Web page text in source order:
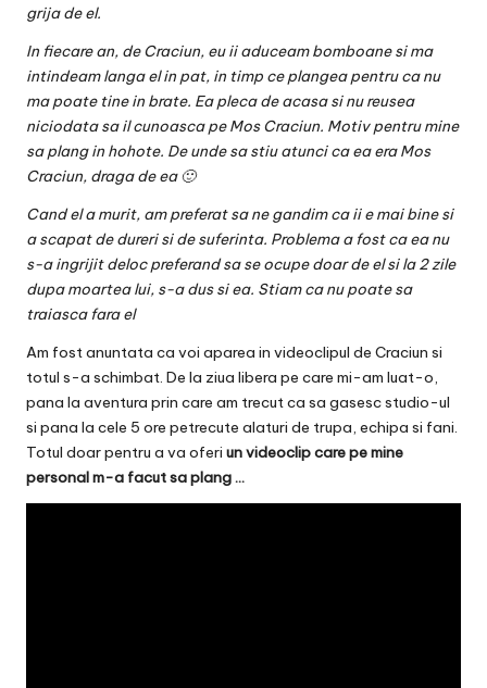
grija de el.
In fiecare an, de Craciun, eu ii aduceam bomboane si ma
intindeam langa el in pat, in timp ce plangea pentru ca nu
ma poate tine in brate. Ea pleca de acasa si nu reusea
niciodata sa il cunoasca pe Mos Craciun. Motiv pentru mine
sa plang in hohote. De unde sa stiu atunci ca ea era Mos
Craciun, draga de ea 🙂
Cand el a murit, am preferat sa ne gandim ca ii e mai bine si
a scapat de dureri si de suferinta. Problema a fost ca ea nu
s-a ingrijit deloc preferand sa se ocupe doar de el si la 2 zile
dupa moartea lui, s-a dus si ea. Stiam ca nu poate sa
traiasca fara el
Am fost anuntata ca voi aparea in videoclipul de Craciun si
totul s-a schimbat. De la ziua libera pe care mi-am luat-o,
pana la aventura prin care am trecut ca sa gasesc studio-ul
si pana la cele 5 ore petrecute alaturi de trupa, echipa si fani.
Totul doar pentru a va oferi un videoclip care pe mine
personal m-a facut sa plang …